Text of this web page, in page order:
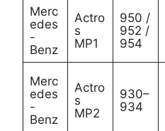
Merc
edes
-
Benz
Actro
s
MP1
950 /
952 /
954
Merc
edes
-
Benz
Actro
s
MP2
930–
934